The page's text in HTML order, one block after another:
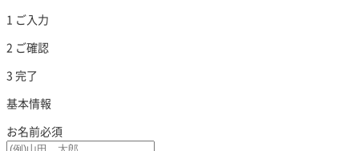
1 ご入力
2 ご確認
3 完了
基本情報
お名前必須